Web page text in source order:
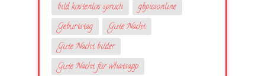
bild kostenlos spruch
gbpicsonline
Geburtstag
Gute Nacht
Gute Nacht bilder
Gute Nacht für whatsapp